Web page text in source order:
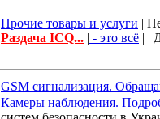
Прочие товары и услуги |
Раздача ICQ... | - это всё | |
GSM сигнализация.
Камеры наблюдения.